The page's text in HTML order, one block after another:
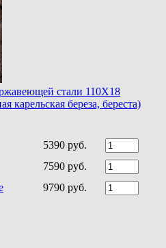
стали 110Х18
карельская береза, береста)
5390 руб.
7590 руб.
9790 руб.